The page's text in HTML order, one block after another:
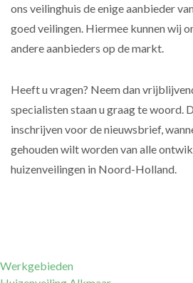
ons veilinghuis de enige aanbieder
goed veilingen. Hiermee kunnen wij
andere aanbieders op de markt.
Heeft u vragen? Neem dan
specialisten staan u graag te woord.
inschrijven voor de nieuwsbrief,
gehouden wilt worden van alle
huizenveilingen in Noord-Holland.
Werkgebieden